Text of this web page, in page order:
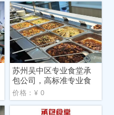
苏州吴中区专业食堂承
包公司，高标准专业食
堂承
价格：¥ 0